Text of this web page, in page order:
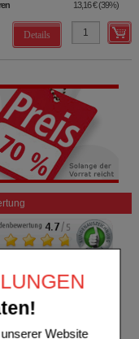
Website
13,16 € (39%)
Details